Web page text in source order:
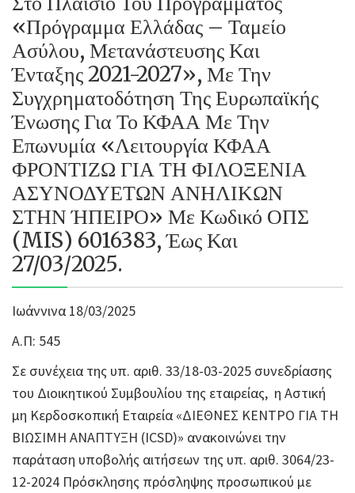
«Πρόγραμμα Ελλάδας – Ταμείο
Ασύλου, Μετανάστευσης Και
Ένταξης 2021-2027», Με Την
Συγχρηματοδότηση Της Ευρωπαϊκής
Ένωσης Για Το ΚΦΑΑ Με Την
Επωνυμία «Λειτουργία ΚΦΑΑ
ΦΡΟΝΤΙΖΩ ΓΙΑ ΤΗ ΦΙΛΟΞΕΝΙΑ
ΑΣΥΝΟΔΥΕΤΩΝ ΑΝΗΛΙΚΩΝ
ΣΤΗΝ ΉΠΕΙΡΟ» Με Κωδικό ΟΠΣ
(MIS) 6016383, Έως Και
27/03/2025.
Ιωάννινα 18/03/2025
Α.Π: 545
Σε συνέχεια της υπ. αριθ. 33/18-03-2025 συνεδρίασης
του Διοικητικού Συμβουλίου της εταιρείας, η Αστική
μη Κερδοσκοπική Εταιρεία «ΔΙΕΘΝΕΣ ΚΕΝΤΡΟ ΓΙΑ ΤΗ
ΒΙΩΣΙΜΗ ΑΝΑΠΤΥΞΗ (ICSD)» ανακοινώνει την
παράταση υποβολής αιτήσεων της υπ. αριθ. 3064/23-
12-2024 Πρόσκλησης πρόσληψης προσωπικού με